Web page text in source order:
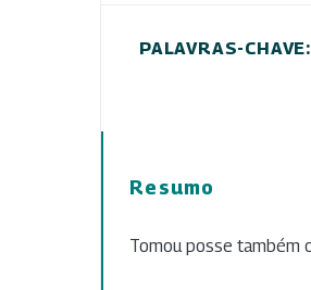
PALAVRAS-CHAVE:
Resumo
Tomou posse também